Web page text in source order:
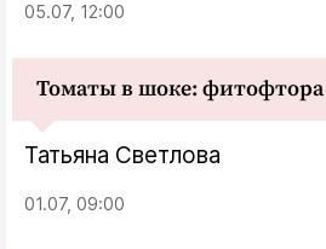
05.07, 12:00
Томаты в шоке:
Татьяна Светлова
01.07, 09:00